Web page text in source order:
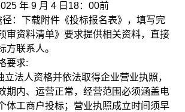
年 9 月 4 日18：00前
：下载附件《投标报名表》，填写完
审资料清单》要求提供相关资料，直接
方联系人。
要求:
立法人资格并依法取得企业营业执照，
期内、运营正常，经营范围必须涵盖电
体工商户投标；营业执照成立时间须早